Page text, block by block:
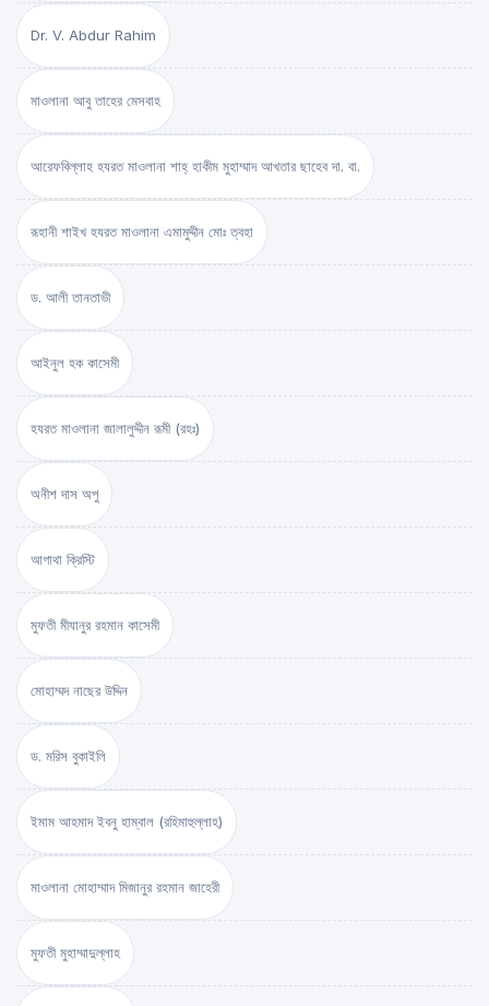
Dr. V. Abdur Rahim
মাওলানা আবু তাহের মেসবাহ
আরেফবিল্লাহ হযরত মাওলানা শাহ্ হাকীম মুহাম্মাদ আখতার ছাহেব দা. বা.
রূহানী শাইখ হযরত মাওলানা এমামুদ্দীন মোঃ ত্বহা
ড. আলী তানতাভী
আইনুল হক কাসেমী
হযরত মাওলানা জালালুদ্দীন রূমী (রহঃ)
অনীশ দাস অপু
আগাথা ক্রিস্টি
মুফতী মীযানুর রহমান কাসেমী
মোহাম্মদ নাছের উদ্দিন
ড. মরিস বুকাইলি
ইমাম আহমাদ ইবনু হাম্বাল (রহিমাহুল্লাহ)
মাওলানা মোহাম্মাদ মিজানুর রহমান জাহেরী
মুফতী মুহাম্মাদুল্লাহ